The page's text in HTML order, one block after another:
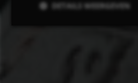
DETAILS WEERGEVEN